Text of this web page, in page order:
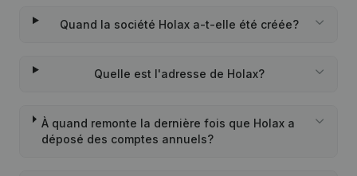
Quand la société Holax a-t-elle été créée?
Quelle est l'adresse de Holax?
À quand remonte la dernière fois que Holax a
déposé des comptes annuels?